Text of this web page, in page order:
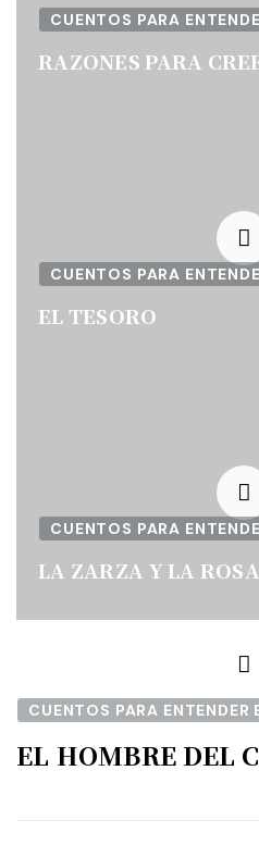
CUENTOS PARA
RAZONES PARA
CUENTOS PARA
EL TESORO
CUENTOS PARA
LA ZARZA Y LA ROSA
CUENTOS PARA ENTENDER
EL HOMBRE DEL